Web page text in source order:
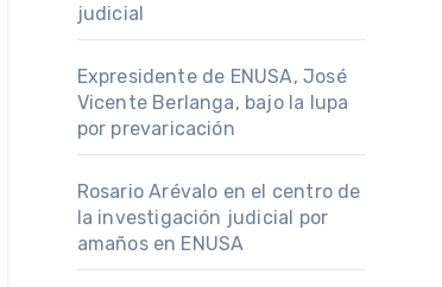
judicial
Expresidente de ENUSA, José
Vicente Berlanga, bajo la lupa
por prevaricación
Rosario Arévalo en el centro de
la investigación judicial por
amaños en ENUSA